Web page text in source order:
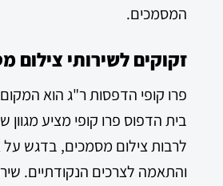
המסמכים.
זקוקים לשירותי צילום
פרו קופי הדפסות ר"ג הוא המקום
בית הדפוס פרו קופי מציע מגוון
לרבות צילום מסמכים, בדגש על
והתאמה לצרכים הנקודתיים.